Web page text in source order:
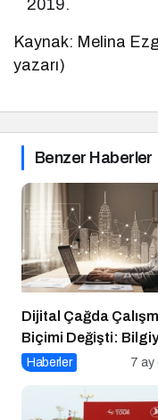
2019.
Kaynak: Melina
yazarı)
Benzer Haberler
Dijital Çağda
Biçimi Değişti:
Para Kazananların
Haberler 7 ay